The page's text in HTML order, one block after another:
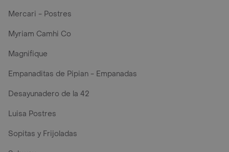
Mercari - Postres
Myriam Camhi Co
Magnifique
Empanaditas de Pipian - Empanadas
Desayunadero de la 42
Luisa Postres
Sopitas y Frijoladas